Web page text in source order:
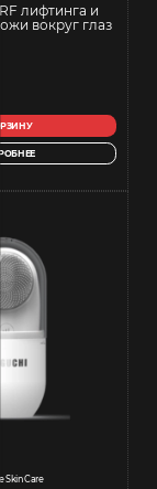
лифтинга и
вокруг глаз
Skin Care